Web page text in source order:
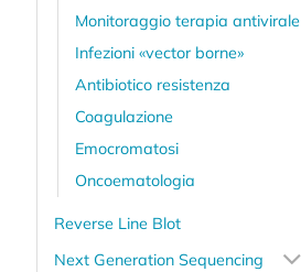
Monitoraggio terapia antivirale
Infezioni «vector borne»
Antibiotico resistenza
Coagulazione
Emocromatosi
Oncoematologia
Reverse Line Blot
Next Generation Sequencing